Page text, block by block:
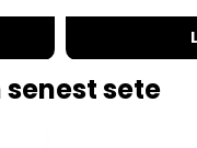
senest sete